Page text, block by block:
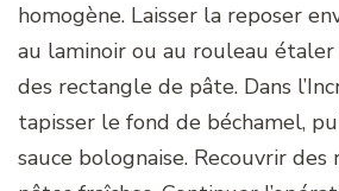
homogène. Laisser la reposer
au laminoir ou au rouleau
des rectangle de pâte. Dans
tapisser le fond de béchamel,
sauce bolognaise. Recouvrir